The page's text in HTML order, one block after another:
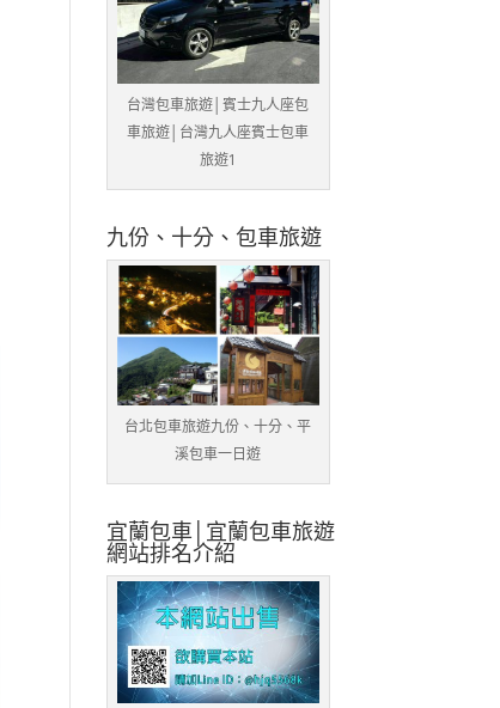
台灣包車旅遊│賓士九人座包
車旅遊│台灣九人座賓士包車
旅遊1
九份、十分、包車旅遊
台北包車旅遊九份、十分、平
溪包車一日遊
宜蘭包車│宜蘭包車旅遊
網站排名介紹